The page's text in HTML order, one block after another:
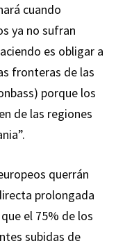
cuando
ya no sufran
es obligar a
fronteras de las
porque los
de las regiones
querrán
prolongada
el 75% de los
subidas de